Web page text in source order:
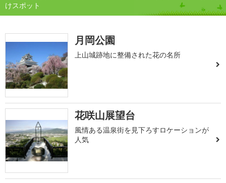
けスポット
月岡公園
上山城跡地に整備された花の名所
花咲山展望台
風情ある温泉街を見下ろすロケーションが
人気